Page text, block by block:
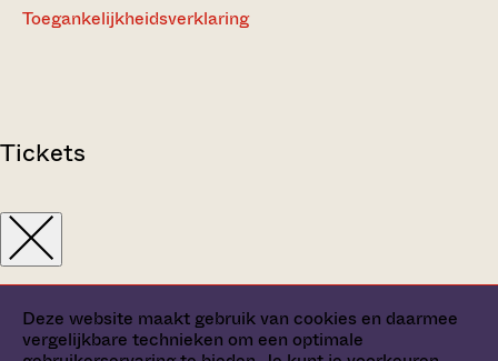
Deze website maakt gebruik van cookies en daarmee
vergelijkbare technieken om een optimale
Toegankelijkheidsverklaring
Tickets